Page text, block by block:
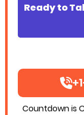
Ready to
Countdown is